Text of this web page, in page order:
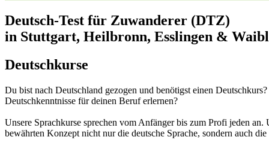
Deutsch-Test für Zuwanderer (DTZ)
in Stuttgart, Heilbronn, Esslingen &
Deutschkurse
Du bist nach Deutschland gezogen und benötigst einen
Deutschkenntnisse für deinen Beruf erlernen?
Unsere Sprachkurse sprechen vom Anfänger bis zum Profi jeden
bewährten Konzept nicht nur die deutsche Sprache, sondern auch